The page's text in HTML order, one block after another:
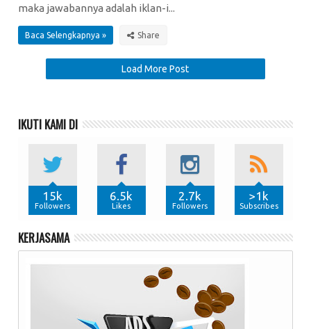
maka jawabannya adalah iklan-i...
Baca Selengkapnya »
Load More Post
IKUTI KAMI DI
15k
Followers
6.5k
Likes
2.7k
Followers
>1k
Subscribes
KERJASAMA